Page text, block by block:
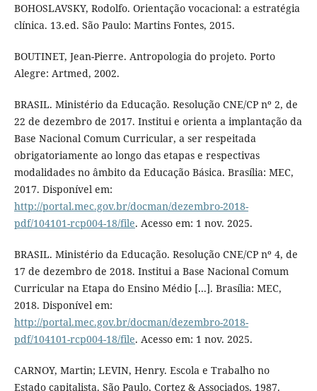
BOHOSLAVSKY, Rodolfo. Orientação vocacional: a estratégia
clínica. 13.ed. São Paulo: Martins Fontes, 2015.
BOUTINET, Jean-Pierre. Antropologia do projeto. Porto
Alegre: Artmed, 2002.
BRASIL. Ministério da Educação. Resolução CNE/CP nº 2, de
22 de dezembro de 2017. Institui e orienta a implantação da
Base Nacional Comum Curricular, a ser respeitada
obrigatoriamente ao longo das etapas e respectivas
modalidades no âmbito da Educação Básica. Brasília: MEC,
2017. Disponível em:
http://portal.mec.gov.br/docman/dezembro-2018-
pdf/104101-rcp004-18/file. Acesso em: 1 nov. 2025.
BRASIL. Ministério da Educação. Resolução CNE/CP nº 4, de
17 de dezembro de 2018. Institui a Base Nacional Comum
Curricular na Etapa do Ensino Médio [...]. Brasília: MEC,
2018. Disponível em:
http://portal.mec.gov.br/docman/dezembro-2018-
pdf/104101-rcp004-18/file. Acesso em: 1 nov. 2025.
CARNOY, Martin; LEVIN, Henry. Escola e Trabalho no
Estado capitalista. São Paulo, Cortez & Associados, 1987.